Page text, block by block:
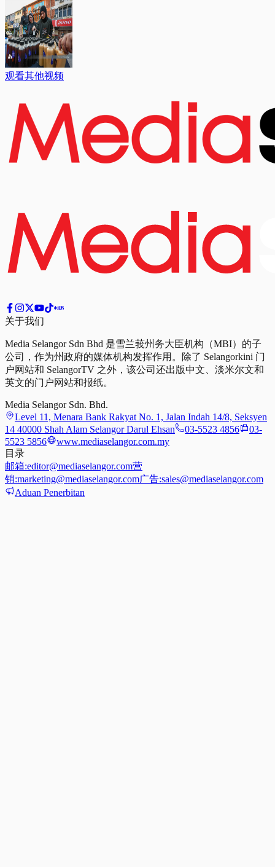
观看其他视频
关于我们
Media Selangor Sdn Bhd 是雪兰莪州务大臣机构（MBI）的子
公司，作为州政府的媒体机构发挥作用。除了 Selangorkini 门
户网站和 SelangorTV 之外，该公司还出版中文、淡米尔文和
英文的门户网站和报纸。
Media Selangor Sdn. Bhd.
Level 11, Menara Bank Rakyat No. 1, Jalan Indah 14/8, Seksyen
14 40000 Shah Alam Selangor Darul Ehsan
03-5523 4856
03-
5523 5856
www.mediaselangor.com.my
目录
邮箱:editor@mediaselangor.com营
销:marketing@mediaselangor.com广告:sales@mediaselangor.com
Aduan Penerbitan